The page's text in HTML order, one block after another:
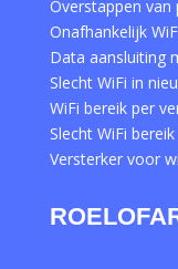
Overstappen van
Onafhankelijk
Data aansluiting
Slecht WiFi in
WiFi bereik per
Slecht WiFi
Versterker voor